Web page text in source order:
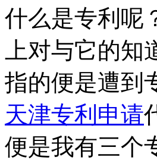
什么是专利呢
上对与它的
指的便是遭到
天津专利申请
便是我有三个